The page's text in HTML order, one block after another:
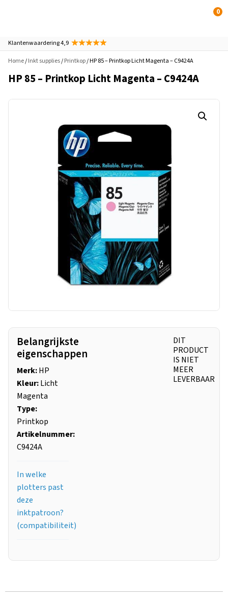
0
Klantenwaardering 4,9
Home/Inkt supplies/Printkop/ HP 85 – Printkop Licht Magenta – C9424A
HP 85 – Printkop Licht Magenta – C9424A
Belangrijkste
eigenschappen
Merk:HP
Kleur:Licht
Magenta
Type:
Printkop
Artikelnummer:
C9424A
In welke
plotters past
deze
inktpatroon?
(compatibiliteit)
DIT
PRODUCT
IS NIET
MEER
LEVERBAAR